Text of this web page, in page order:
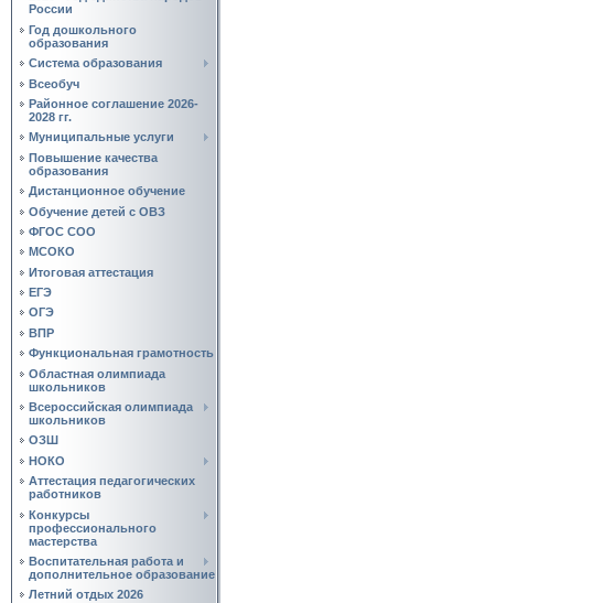
России
Год дошкольного
образования
Система образования
Всеобуч
Районное соглашение 2026-
2028 гг.
Муниципальные услуги
Повышение качества
образования
Дистанционное обучение
Обучение детей с ОВЗ
ФГОС СОО
МСОКО
Итоговая аттестация
ЕГЭ
ОГЭ
ВПР
Функциональная грамотность
Областная олимпиада
школьников
Всероссийская олимпиада
школьников
ОЗШ
НОКО
Аттестация педагогических
работников
Конкурсы
профессионального
мастерства
Воспитательная работа и
дополнительное образование
Летний отдых 2026